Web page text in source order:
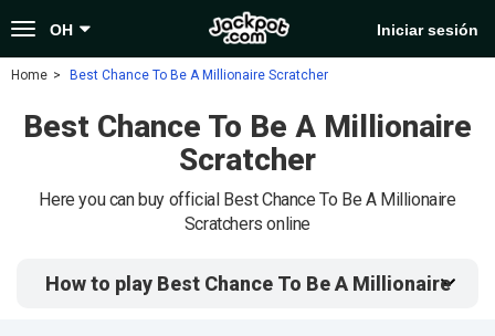
Toggle
navigation
OH Iniciar sesión
Home Best Chance To Be A Millionaire Scratcher
Best Chance To Be A Millionaire
Scratcher
Here you can buy official Best Chance To Be A Millionaire
Scratchers online
How to play Best Chance To Be A Millionaire